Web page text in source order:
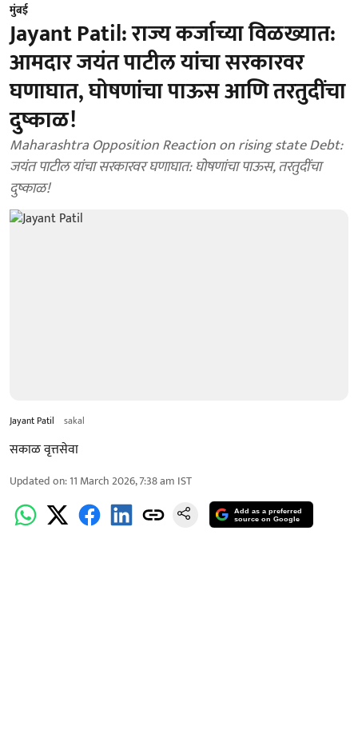
मुंबई
Jayant Patil: राज्य कर्जाच्या विळख्यात:
आमदार जयंत पाटील यांचा सरकारवर
घणाघात, घोषणांचा पाऊस आणि तरतुदींचा
दुष्काळ!
Maharashtra Opposition Reaction on rising state Debt:
जयंत पाटील यांचा सरकारवर घणाघात: घोषणांचा पाऊस, तरतुदींचा
दुष्काळ!
Jayant Patil sakal
सकाळ वृत्तसेवा
Updated on:11 March 2026, 7:38 am IST
Add as a preferred
source on Google